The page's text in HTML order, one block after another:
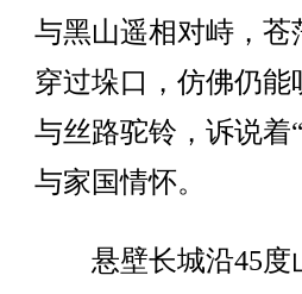
与黑山遥相对峙，
穿过垛口，仿佛仍
与丝路驼铃，诉说着
与家国情怀。
悬壁长城沿45度